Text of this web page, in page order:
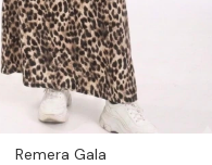
Remera Gala